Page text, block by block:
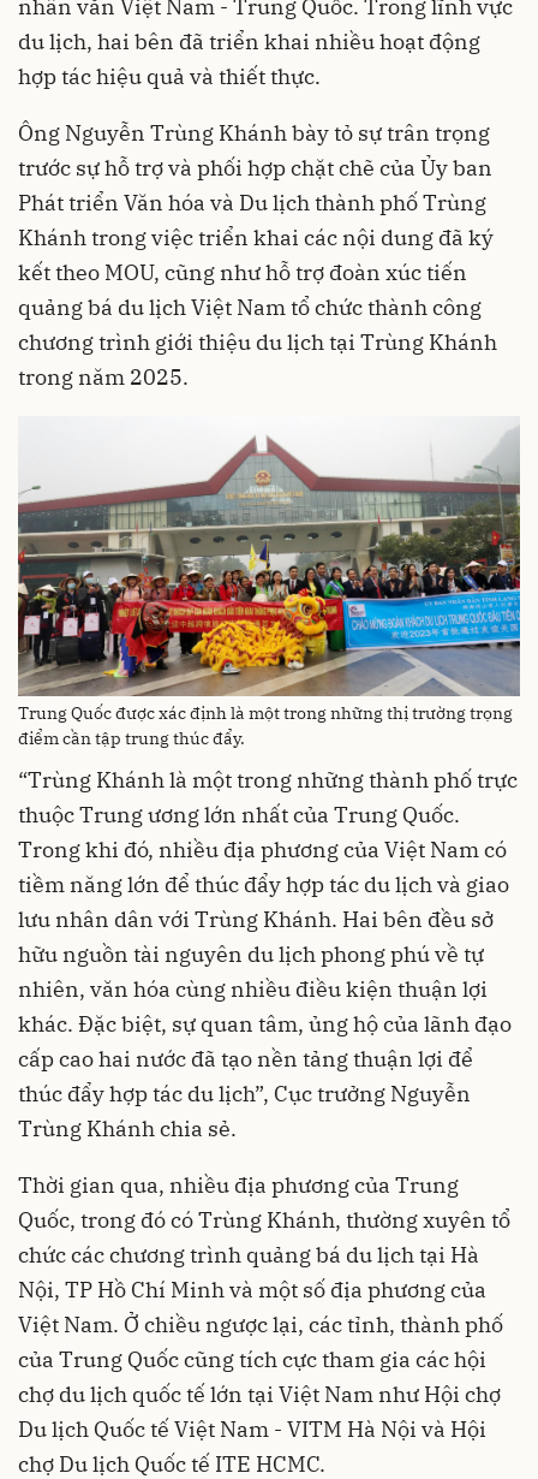
nhân văn Việt Nam - Trung Quốc. Trong lĩnh vực
du lịch, hai bên đã triển khai nhiều hoạt động
hợp tác hiệu quả và thiết thực.
Ông Nguyễn Trùng Khánh bày tỏ sự trân trọng
trước sự hỗ trợ và phối hợp chặt chẽ của Ủy ban
Phát triển Văn hóa và Du lịch thành phố Trùng
Khánh trong việc triển khai các nội dung đã ký
kết theo MOU, cũng như hỗ trợ đoàn xúc tiến
quảng bá du lịch Việt Nam tổ chức thành công
chương trình giới thiệu du lịch tại Trùng Khánh
trong năm 2025.
Trung Quốc được xác định là một trong những thị trường trọng
điểm cần tập trung thúc đẩy.
“Trùng Khánh là một trong những thành phố trực
thuộc Trung ương lớn nhất của Trung Quốc.
Trong khi đó, nhiều địa phương của Việt Nam có
tiềm năng lớn để thúc đẩy hợp tác du lịch và giao
lưu nhân dân với Trùng Khánh. Hai bên đều sở
hữu nguồn tài nguyên du lịch phong phú về tự
nhiên, văn hóa cùng nhiều điều kiện thuận lợi
khác. Đặc biệt, sự quan tâm, ủng hộ của lãnh đạo
cấp cao hai nước đã tạo nền tảng thuận lợi để
thúc đẩy hợp tác du lịch”, Cục trưởng Nguyễn
Trùng Khánh chia sẻ.
Thời gian qua, nhiều địa phương của Trung
Quốc, trong đó có Trùng Khánh, thường xuyên tổ
chức các chương trình quảng bá du lịch tại Hà
Nội, TP Hồ Chí Minh và một số địa phương của
Việt Nam. Ở chiều ngược lại, các tỉnh, thành phố
của Trung Quốc cũng tích cực tham gia các hội
chợ du lịch quốc tế lớn tại Việt Nam như Hội chợ
Du lịch Quốc tế Việt Nam - VITM Hà Nội và Hội
chợ Du lịch Quốc tế ITE HCMC.